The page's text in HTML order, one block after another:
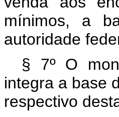
mínimos, a
autoridade
§ 7º O
integra a base
respectivo